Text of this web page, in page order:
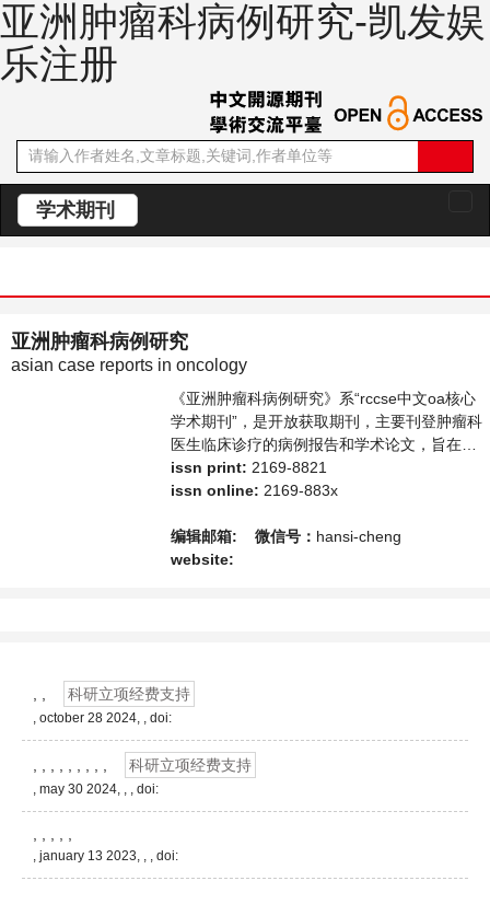
亚洲肿瘤科病例研究-凯发娱
乐注册
学术期刊
换
亚洲肿瘤科病例研究
asian case reports in oncology
《亚洲肿瘤科病例研究》系“rccse中文oa核心
学术期刊”，是开放获取期刊，主要刊登肿瘤科
医生临床诊疗的病例报告和学术论文，旨在为
世界范围内的医生、学者及医疗工作者提供一
个传播、分享和讨论交流的平台。
issn print: 2169-8821
issn online: 2169-883x
编辑邮箱: 微信号： hansi-cheng
website:
科研立项经费支持
, october 28 2024, , doi:
科研立项经费支持
, may 30 2024, , , doi:
, january 13 2023, , , doi: